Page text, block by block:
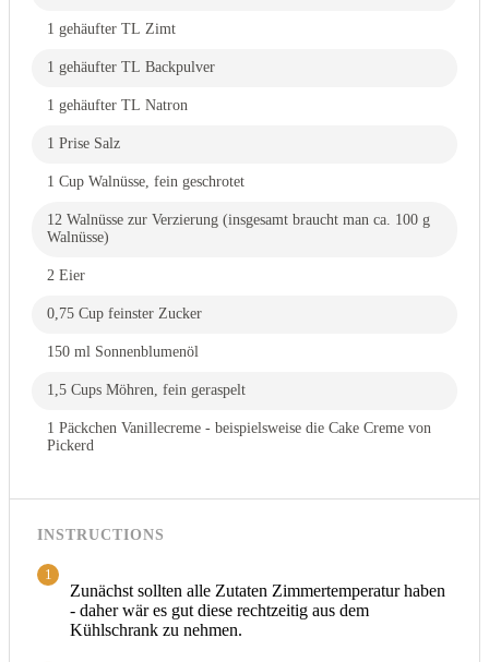
1 gehäufter TL Zimt
1 gehäufter TL Backpulver
1 gehäufter TL Natron
1 Prise Salz
1 Cup Walnüsse, fein geschrotet
12 Walnüsse zur Verzierung (insgesamt braucht man ca. 100 g
Walnüsse)
2 Eier
0,75 Cup feinster Zucker
150 ml Sonnenblumenöl
1,5 Cups Möhren, fein geraspelt
1 Päckchen Vanillecreme - beispielsweise die Cake Creme von
Pickerd
INSTRUCTIONS
1
Zunächst sollten alle Zutaten Zimmertemperatur haben
- daher wär es gut diese rechtzeitig aus dem
Kühlschrank zu nehmen.